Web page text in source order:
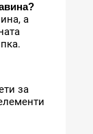
а
за